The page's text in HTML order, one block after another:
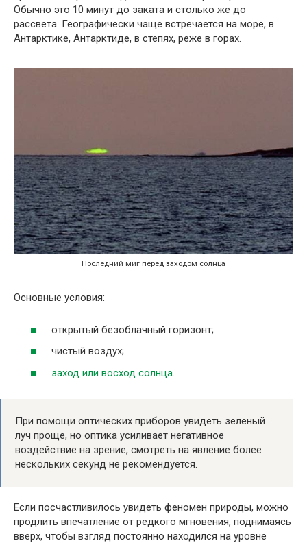
Обычно это 10 минут до заката и столько же до
рассвета. Географически чаще встречается на море, в
Антарктике, Антарктиде, в степях, реже в горах.
Последний миг перед заходом солнца
Основные условия:
открытый безоблачный горизонт;
чистый воздух;
заход или восход солнца.
При помощи оптических приборов увидеть зеленый
луч проще, но оптика усиливает негативное
воздействие на зрение, смотреть на явление более
нескольких секунд не рекомендуется.
Если посчастливилось увидеть феномен природы, можно
продлить впечатление от редкого мгновения, поднимаясь
вверх, чтобы взгляд постоянно находился на уровне